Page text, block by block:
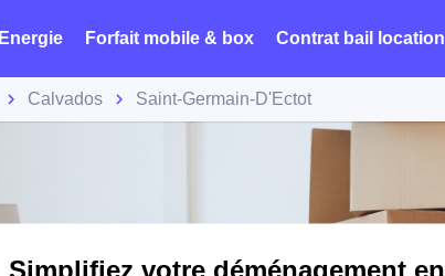
Energie Forfait mobile & box Contrat bail location
Calvados Saint-Germain-D'Ectot